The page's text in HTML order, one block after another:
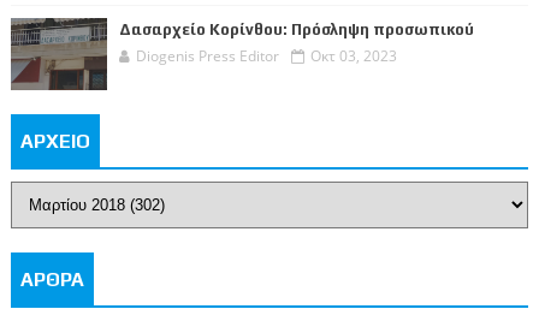
Δασαρχείο Κορίνθου: Πρόσληψη προσωπικού
Diogenis Press Editor Οκτ 03, 2023
ΑΡΧΕΙΟ
ΑΡΘΡΑ